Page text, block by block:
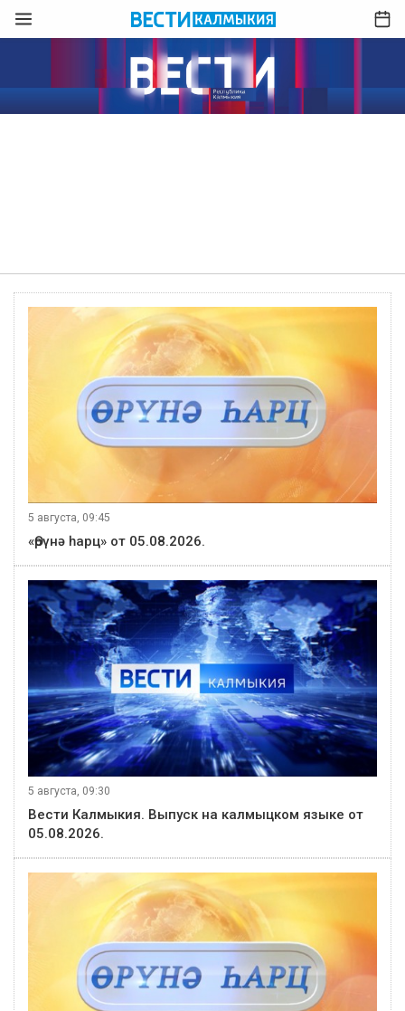
5 августа, 09:45
«Өрүнә һарц» от 05.08.2026.
5 августа, 09:30
Вести Калмыкия. Выпуск на калмыцком языке от
05.08.2026.